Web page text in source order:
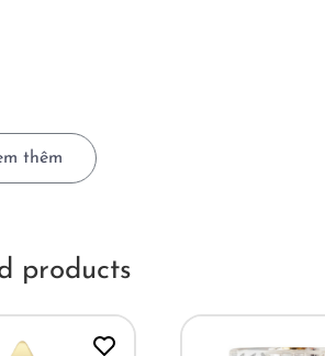
bùi béo của Hạt Dẻ Cười và Hạt
Al Sultan một lần để cảm nhận
thêm
products